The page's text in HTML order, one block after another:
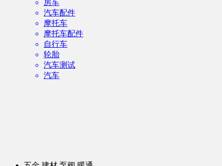
房车
汽车配件
摩托车
摩托车配件
自行车
轮胎
汽车测试
汽车